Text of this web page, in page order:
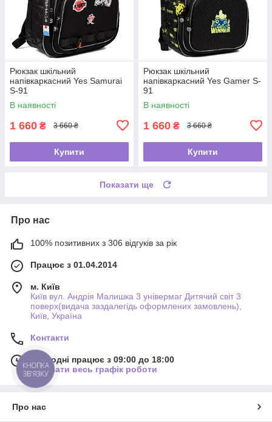
Рюкзак шкільний
напівкаркасний Yes Samurai
S-91
В наявності
1 660 ₴ 3 660 ₴
Купити
Рюкзак шкільний
напівкаркасний Yes Gamer S-
91
В наявності
1 660 ₴ 3 660 ₴
Купити
Показати ще
Про нас
100% позитивних з 306 відгуків за рік
Працює з 01.04.2014
м. Київ
Київ вул. Андрія Малишка 3 універмаг Дитячий світ 3
поверх(видача заздалегідь оформлених замовлень),
Київ, Україна
Контакти
Сьогодні працює з 09:00 до 18:00
Показати весь графік роботи
Про нас
КНОПКА
ЗВ'ЯЗКУ